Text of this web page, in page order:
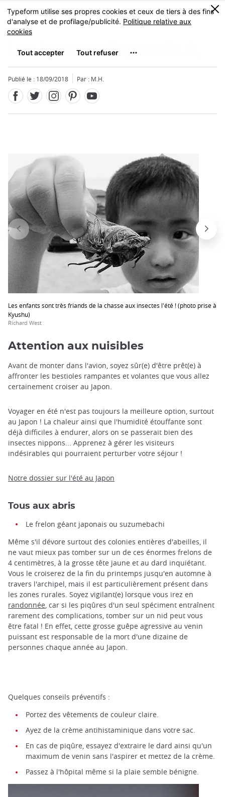
Skip
to
main
MENU
0
Les insectes japonais
Publié le : 18/09/2018 Par : M.H.
Les enfants sont très friands de la chasse aux insectes l'été ! (photo prise à
Kyushu)
Richard West
Fermer
Attention aux nuisibles
Avant de monter dans l'avion, soyez sûr(e) d'être prêt(e) à
affronter les bestioles rampantes et volantes que vous allez
certainement croiser au Japon.
Voyager en été n'est pas toujours la meilleure option, surtout
au Japon ! La chaleur ainsi que l'humidité étouffante sont
déjà difficiles à endurer, alors on se passerait bien des
insectes nippons... Apprenez à gérer les visiteurs
indésirables qui pourraient perturber votre séjour !
Notre dossier sur l'été au Japon
Tous aux abris
Le frelon géant japonais ou suzumebachi
Même s'il dévore surtout des colonies entières d'abeilles, il
ne vaut mieux pas tomber sur un de ces énormes frelons de
4 centimètres, à la grosse tête jaune et au dard inquiétant.
Vous le croiserez de la fin du printemps jusqu'en automne à
travers l'archipel, mais il est particulièrement présent dans
les zones rurales. Soyez vigilant(e) lorsque vous irez en
randonnée , car si les piqûres d'un seul spéciment entraînent
rarement des complications, tomber sur un nid peut vous
être fatal ! En effet, cette grosse guêpe agressive au venin
puissant est responsable de la mort d'une dizaine de
personnes chaque année au Japon.
Quelques conseils préventifs :
Portez des vêtements de couleur claire.
Ayez de la crème antihistaminique dans votre sac.
En cas de piqûre, essayez d'extraire le dard ainsi qu'un
maximum de venin sans l'aspirer et mettez de la crème.
Passez à l'hôpital même si la plaie semble bénigne.
Fermer
Fermer